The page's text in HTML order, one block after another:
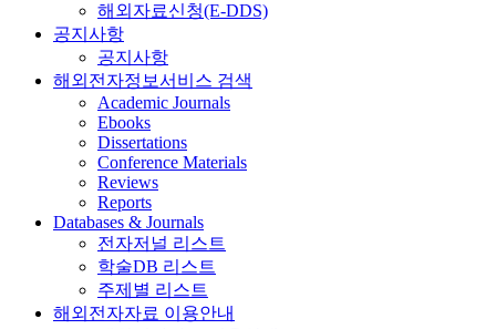
해외자료신청(E-DDS)
공지사항
공지사항
해외전자정보서비스 검색
Academic Journals
Ebooks
Dissertations
Conference Materials
Reviews
Reports
Databases & Journals
전자저널 리스트
학술DB 리스트
주제별 리스트
해외전자자료 이용안내